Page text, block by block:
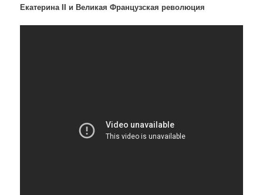
Екатерина II и Великая Французская революция